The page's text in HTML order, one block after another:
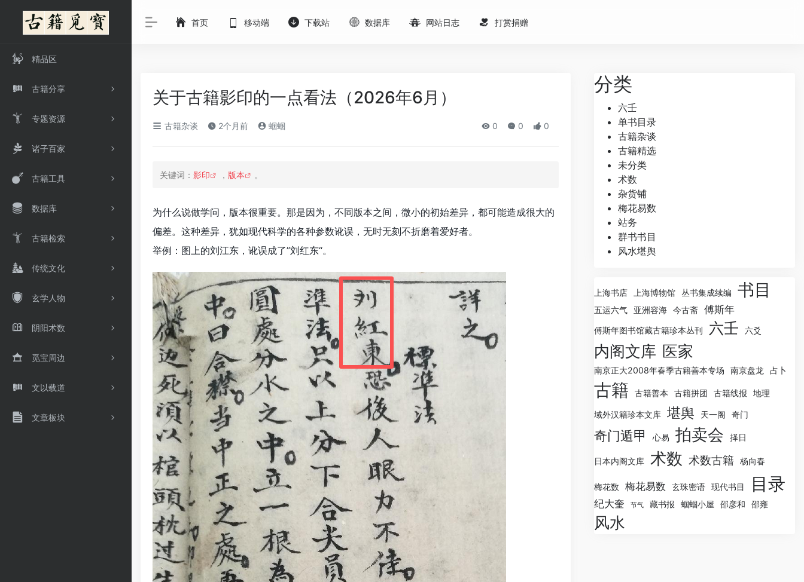
精品区
古籍分享
专题资源
诸子百家
古籍工具
数据库
古籍检索
传统文化
玄学人物
阴阳术数
觅宝周边
文以载道
文章板块
首页 移动端 下载站 数据库 网站日志 打赏捐赠
关于古籍影印的一点看法（2026年6月）
古籍杂谈 2个月前 蝈蝈 0 0 0
关键词： 影印 ， 版本 。
为什么说做学问，版本很重要。那是因为，不同版本之间，微小的初始差异，都可能造成很大的
偏差。这种差异，犹如现代科学的各种参数讹误，无时无刻不折磨着爱好者。
举例：图上的刘江东，讹误成了”刘红东“。
分类
六壬
单书目录
古籍杂谈
古籍精选
未分类
术数
杂货铺
梅花易数
站务
群书书目
风水堪舆
上海书店 上海博物馆 丛书集成续编 书目
五运六气 亚洲容海 今古斋 傅斯年
傅斯年图书馆藏古籍珍本丛刊 六壬 六爻
内阁文库 医家
南京正大2008年春季古籍善本专场 南京盘龙 占卜
古籍 古籍善本 古籍拼团 古籍线报 地理
域外汉籍珍本文库 堪舆 天一阁 奇门
奇门遁甲 心易 拍卖会 择日
日本内阁文库 术数 术数古籍 杨向春
梅花数 梅花易数 玄珠密语 现代书目 目录
纪大奎 节气 藏书报 蝈蝈小屋 邵彦和 邵雍
风水